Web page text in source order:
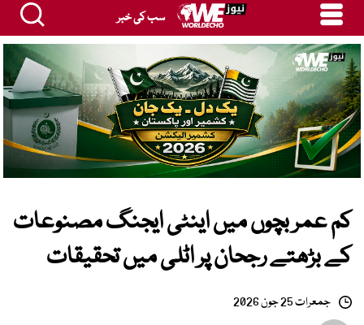
سب کی خبر
کم عمر بچوں میں اینٹی ایجنگ مصنوعات
کے بڑھتے رجحان پر اٹلی میں تحقیقات
جمعرات 25 جون 2026